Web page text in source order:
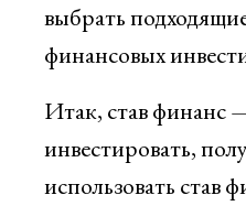
выбрать
финансовых
Итак, став финанс
инвестировать,
использовать